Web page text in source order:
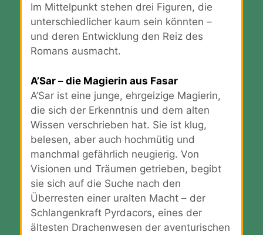
Im Mittelpunkt stehen drei Figuren, die
unterschiedlicher kaum sein könnten –
und deren Entwicklung den Reiz des
Romans ausmacht.
A’Sar – die Magierin aus Fasar
A’Sar ist eine junge, ehrgeizige Magierin,
die sich der Erkenntnis und dem alten
Wissen verschrieben hat. Sie ist klug,
belesen, aber auch hochmütig und
manchmal gefährlich neugierig. Von
Visionen und Träumen getrieben, begibt
sie sich auf die Suche nach den
Überresten einer uralten Macht – der
Schlangenkraft Pyrdacors, eines der
ältesten Drachenwesen der aventurischen